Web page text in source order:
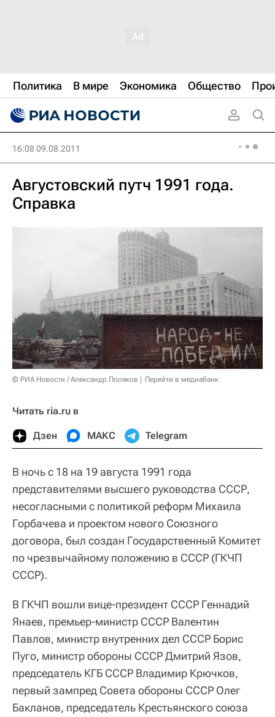
Политика В мире Экономика Общество
16:08 09.08.2011
Августовский путч 1991 года.
Справка
© РИА Новости / Александр Поляков Перейти в медиабанк
Читать ria.ru в
Дзен МАКС Telegram
В ночь с 18 на 19 августа 1991 года
представителями высшего руководства СССР,
несогласными с политикой реформ Михаила
Горбачева и проектом нового Союзного
договора, был создан Государственный Комитет
по чрезвычайному положению в СССР (ГКЧП
СССР).
В ГКЧП вошли вице-президент СССР Геннадий
Янаев, премьер-министр СССР Валентин
Павлов, министр внутренних дел СССР Борис
Пуго, министр обороны СССР Дмитрий Язов,
председатель КГБ СССР Владимир Крючков,
первый зампред Совета обороны СССР Олег
Бакланов, председатель Крестьянского союза